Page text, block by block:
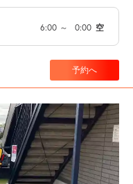
6:00 ～ 0:00 空
予約へ